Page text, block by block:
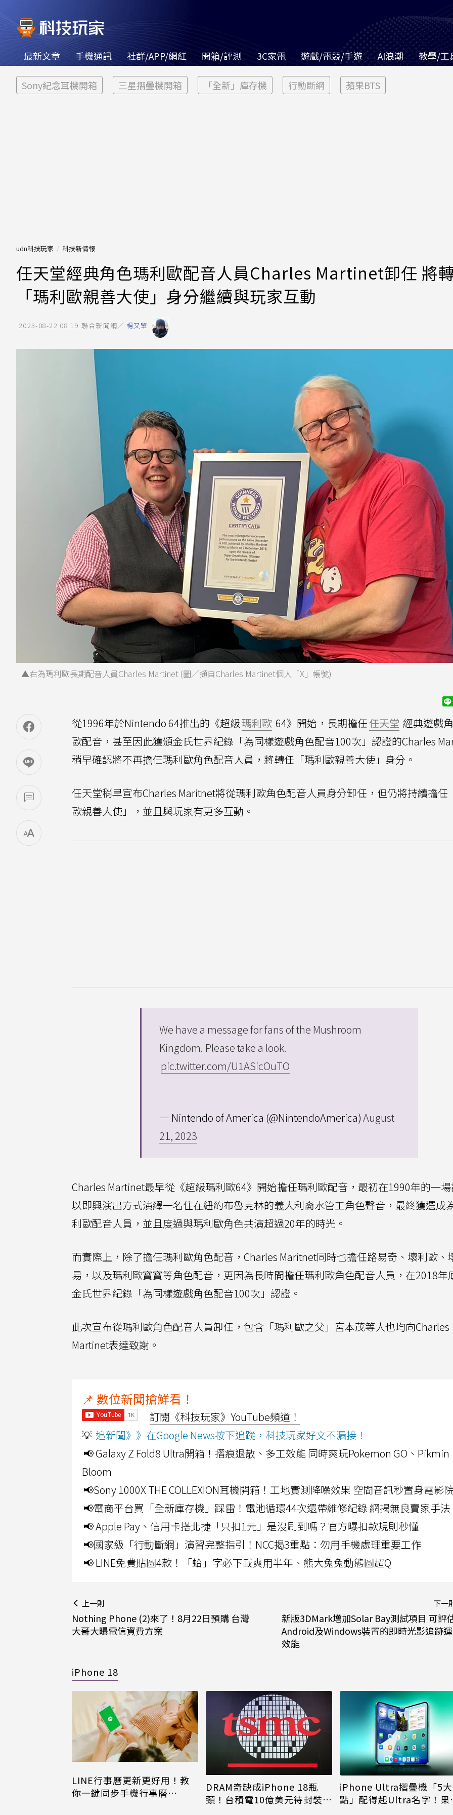
最新文章 手機通訊 社群/APP/網紅 開箱/評測 3C家電 遊戲/電競/手遊 AI浪潮 教學/工
Sony紀念耳機開箱 三星摺疊機開箱 「全新」庫存機 行動斷網 蘋果BTS
udn科技玩家 科技新情報
任天堂經典角色瑪利歐配音人員Charles Martinet卸任 將
「瑪利歐親善大使」身分繼續與玩家互動
2023-08-22 08:19 聯合新聞網／ 楊又肇
▲右為瑪利歐長期配音人員Charles Martinet (圖／擷自Charles Martinet個人「X」帳號)
從1996年於Nintendo 64推出的《超級瑪利歐 64》開始，長期擔任任天堂 經典遊戲
歐配音，甚至因此獲頒金氏世界紀錄「為同樣遊戲角色配音100次」認證的Charles
稍早確認將不再擔任瑪利歐角色配音人員，將轉任「瑪利歐親善大使」身分。
任天堂稍早宣布Charles Maritnet將從瑪利歐角色配音人員身分卸任，但仍將持續擔任
歐親善大使」，並且與玩家有更多互動。
We have a message for fans of the Mushroom
Kingdom. Please take a look.
pic.twitter.com/U1ASicOuTO
— Nintendo of America (@NintendoAmerica)August
21, 2023
Charles Martinet最早從《超級瑪利歐64》開始擔任瑪利歐配音，最初在1990年的一
以即興演出方式演繹一名住在紐約布魯克林的義大利裔水管工角色聲音，最終獲選成
利歐配音人員，並且度過與瑪利歐角色共演超過20年的時光。
而實際上，除了擔任瑪利歐角色配音，Charles Maritnet同時也擔任路易奇、壞利歐、
易，以及瑪利歐寶寶等角色配音，更因為長時間擔任瑪利歐角色配音人員，在2018年
金氏世界紀錄「為同樣遊戲角色配音100次」認證。
此次宣布從瑪利歐角色配音人員卸任，包含「瑪利歐之父」宮本茂等人也均向Charles
Martinet表達致謝。
📌 數位新聞搶鮮看！
訂閱《科技玩家》YouTube頻道！
💡 追新聞》》在Google News按下追蹤，科技玩家好文不漏接！
📢 Galaxy Z Fold8 Ultra開箱！摺痕退散、多工效能 同時爽玩Pokemon GO、Pikmin
Bloom
📢Sony 1000X THE COLLEXION耳機開箱！工地實測降噪效果 空間音訊秒置身電影
📢電商平台買「全新庫存機」踩雷！電池循環44次還帶維修紀錄 網揭無良賣家手法
📢 Apple Pay、信用卡搭北捷「只扣1元」是沒刷到嗎？官方曝扣款規則秒懂
📢國家級「行動斷網」演習完整指引！NCC揭3重點：勿用手機處理重要工作
📢 LINE免費貼圖4款！「蛤」字必下載爽用半年、熊大兔兔動態圖超Q
上一則
Nothing Phone (2)來了！8月22日預購 台灣
大哥大曝電信資費方案
下一
新版3DMark增加Solar Bay測試項目 可評
Android及Windows裝置的即時光影追跡
效能
iPhone 18
LINE行事曆更新更好用！教
你一鍵同步手機行事曆
DRAM奇缺成iPhone 18瓶
頸！台積電10億美元待封裝晶
iPhone Ultra摺疊機「5
點」配得起Ultra名字！果